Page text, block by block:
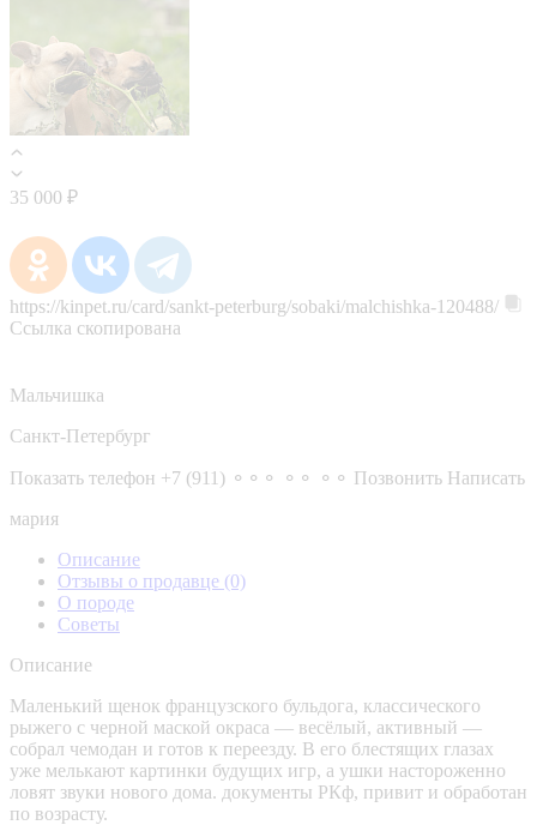
35 000 ₽
https://kinpet.ru/card/sankt-peterburg/sobaki/malchishka-120488/
Ссылка скопирована
Мальчишка
Санкт-Петербург
Показать телефон +7 (911) ⚬⚬⚬ ⚬⚬ ⚬⚬ Позвонить Написать
мария
Описание
Отзывы о продавце (0)
О породе
Советы
Описание
Маленький щенок французского бульдога, классического
рыжего с черной маской окраса — весёлый, активный —
собрал чемодан и готов к переезду. В его блестящих глазах
уже мелькают картинки будущих игр, а ушки настороженно
ловят звуки нового дома. документы РКф, привит и обработан
по возрасту.